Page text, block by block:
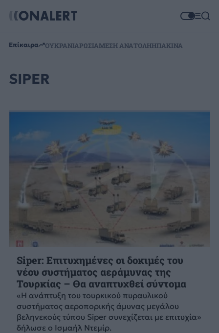
Επίκαιρα ΟΥΚΡΑΝΙΑΡΩΣΙΑΜΕΣΗ ΑΝΑΤΟΛΗΗΠΑΚΙΝΑ
SIPER
Siper: Επιτυχημένες οι δοκιμές του
νέου συστήματος αεράμυνας της
Τουρκίας – Θα αναπτυχθεί σύντομα
«Η ανάπτυξη του τουρκικού πυραυλικού
συστήματος αεροπορικής άμυνας μεγάλου
βεληνεκούς τύπου Siper συνεχίζεται με επιτυχία»
δήλωσε ο Ισμαήλ Ντεμίρ.